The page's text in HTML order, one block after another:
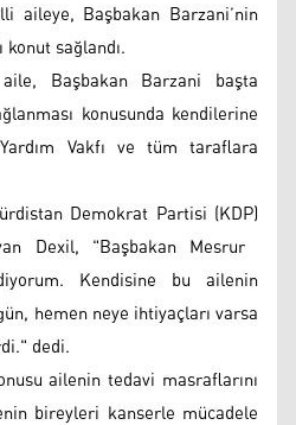
aileye, Başbakan Barzani’nin
sağlandı.
Başbakan Barzani başta
konusunda kendilerine
Vakfı ve tüm taraflara
Demokrat Partisi (KDP)
Dexil, "Başbakan Mesrur
Kendisine bu ailenin
hemen neye ihtiyaçları varsa
dedi.
ailenin tedavi masraflarını
bireyleri kanserle mücadele